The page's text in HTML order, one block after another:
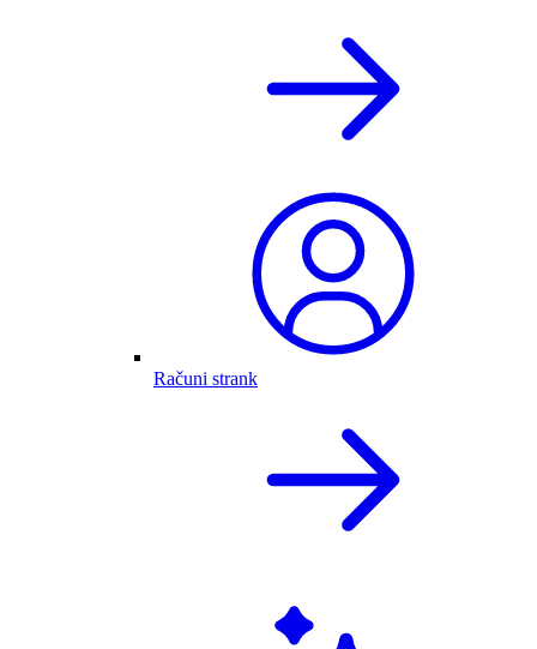
Računi strank